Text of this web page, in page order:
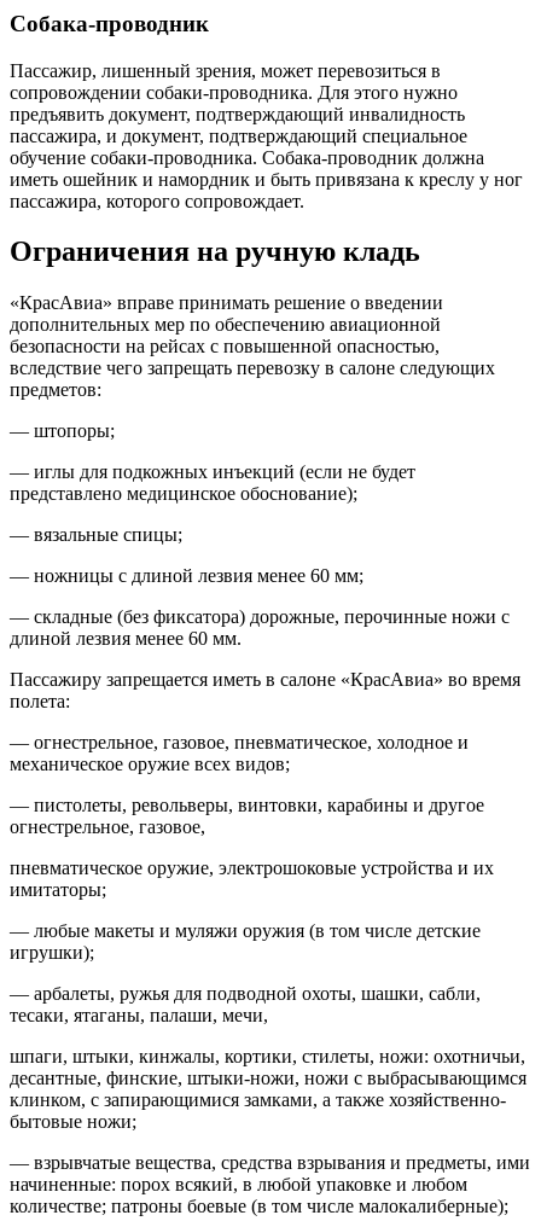
Собака-проводник
Пассажир, лишенный зрения, может перевозиться в
сопровождении собаки-проводника. Для этого нужно
предъявить документ, подтверждающий инвалидность
пассажира, и документ, подтверждающий специальное
обучение собаки-проводника. Собака-проводник должна
иметь ошейник и намордник и быть привязана к креслу у ног
пассажира, которого сопровождает.
Ограничения на ручную кладь
«КрасАвиа» вправе принимать решение о введении
дополнительных мер по обеспечению авиационной
безопасности на рейсах с повышенной опасностью,
вследствие чего запрещать перевозку в салоне следующих
предметов:
— штопоры;
— иглы для подкожных инъекций (если не будет
представлено медицинское обоснование);
— вязальные спицы;
— ножницы с длиной лезвия менее 60 мм;
— складные (без фиксатора) дорожные, перочинные ножи с
длиной лезвия менее 60 мм.
Пассажиру запрещается иметь в салоне «КрасАвиа» во время
полета:
— огнестрельное, газовое, пневматическое, холодное и
механическое оружие всех видов;
— пистолеты, револьверы, винтовки, карабины и другое
огнестрельное, газовое,
пневматическое оружие, электрошоковые устройства и их
имитаторы;
— любые макеты и муляжи оружия (в том числе детские
игрушки);
— арбалеты, ружья для подводной охоты, шашки, сабли,
тесаки, ятаганы, палаши, мечи,
шпаги, штыки, кинжалы, кортики, стилеты, ножи: охотничьи,
десантные, финские, штыки-ножи, ножи с выбрасывающимся
клинком, с запирающимися замками, а также хозяйственно-
бытовые ножи;
— взрывчатые вещества, средства взрывания и предметы, ими
начиненные: порох всякий, в любой упаковке и любом
количестве; патроны боевые (в том числе малокалиберные);